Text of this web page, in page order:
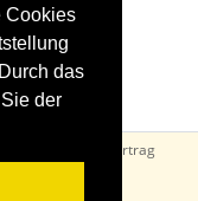
Cookies
das
der
Vertrag